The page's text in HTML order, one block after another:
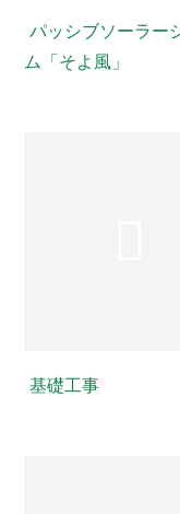
パッシブソーラー
ム「そよ風」
基礎工事